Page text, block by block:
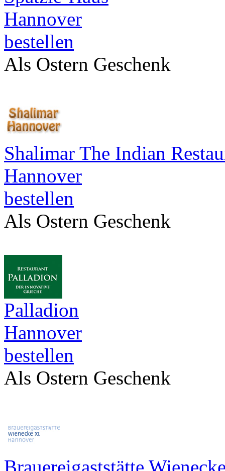
Hannover
bestellen
Als Ostern Geschenk
Shalimar The Indian
Hannover
bestellen
Als Ostern Geschenk
Palladion
Hannover
bestellen
Als Ostern Geschenk